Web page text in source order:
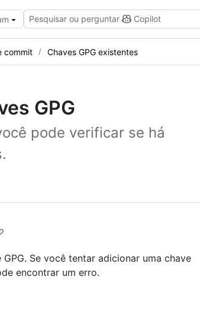
Pesquisar ou perguntar Copilot
commit Chaves GPG existentes
GPG
pode verificar se há
Se você tentar adicionar uma chave
encontrar um erro.